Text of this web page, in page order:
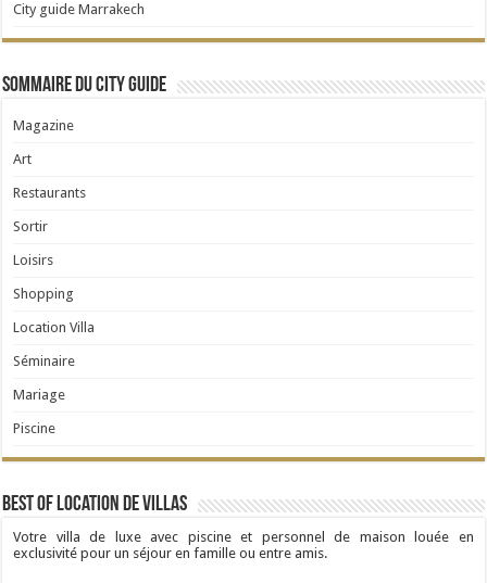
City guide Marrakech
Sommaire du City Guide
Magazine
Art
Restaurants
Sortir
Loisirs
Shopping
Location Villa
Séminaire
Mariage
Piscine
Best Of Location de Villas
Votre villa de luxe avec piscine et personnel de maison louée en
exclusivité pour un séjour en famille ou entre amis.